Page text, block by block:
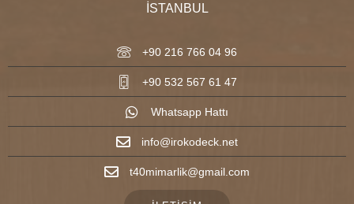
İSTANBUL
+90 216 766 04 96
+90 532 567 61 47
Whatsapp Hattı
info@irokodeck.net
t40mimarlik@gmail.com